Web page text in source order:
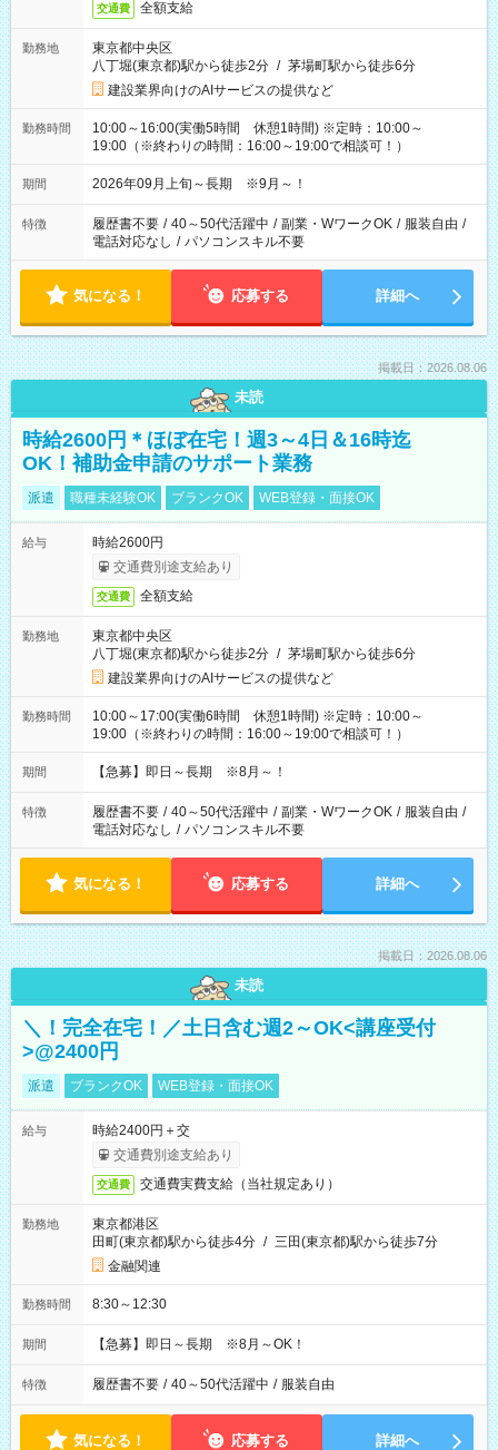
交通費 全額支給
勤務地
東京都中央区
八丁堀(東京都)駅から徒歩2分 / 茅場町駅から徒歩6分
建設業界向けのAIサービスの提供など
勤務時間
10:00～16:00(実働5時間 休憩1時間) ※定時：10:00～
19:00（※終わりの時間：16:00～19:00で相談可！）
期間 2026年09月上旬～長期 ※9月～！
特徴 履歴書不要 / 40～50代活躍中 / 副業・WワークOK / 服装自由 /
電話対応なし / パソコンスキル不要
気になる！ 応募する 詳細へ
掲載日：2026.08.06
未読
時給2600円＊ほぼ在宅！週3～4日＆16時迄
OK！補助金申請のサポート業務
派遣 職種未経験OK ブランクOK WEB登録・面接OK
給与
時給2600円
交通費別途支給あり
交通費 全額支給
勤務地
東京都中央区
八丁堀(東京都)駅から徒歩2分 / 茅場町駅から徒歩6分
建設業界向けのAIサービスの提供など
勤務時間
10:00～17:00(実働6時間 休憩1時間) ※定時：10:00～
19:00（※終わりの時間：16:00～19:00で相談可！）
期間 【急募】即日～長期 ※8月～！
特徴 履歴書不要 / 40～50代活躍中 / 副業・WワークOK / 服装自由 /
電話対応なし / パソコンスキル不要
気になる！ 応募する 詳細へ
掲載日：2026.08.06
未読
＼！完全在宅！／土日含む週2～OK<講座受付
>@2400円
派遣 ブランクOK WEB登録・面接OK
給与
時給2400円＋交
交通費別途支給あり
交通費 交通費実費支給（当社規定あり）
勤務地
東京都港区
田町(東京都)駅から徒歩4分 / 三田(東京都)駅から徒歩7分
金融関連
勤務時間 8:30～12:30
期間 【急募】即日～長期 ※8月～OK！
特徴 履歴書不要 / 40～50代活躍中 / 服装自由
気になる！ 応募する 詳細へ